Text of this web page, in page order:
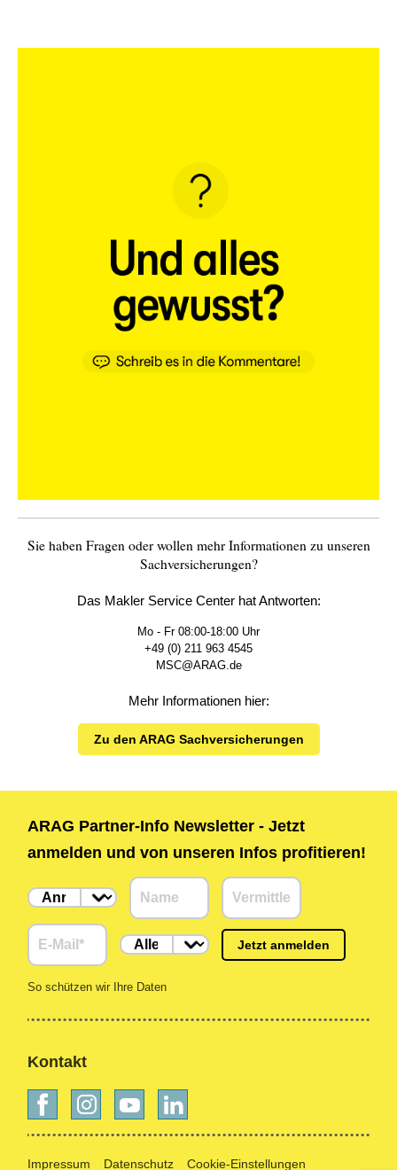
Sie haben Fragen oder wollen mehr Informationen zu unseren
Sachversicherungen?
Das Makler Service Center hat Antworten:
Mo - Fr 08:00-18:00 Uhr
+49 (0) 211 963 4545
MSC@ARAG.de
Mehr Informationen hier:
Zu den ARAG Sachversicherungen
ARAG Partner-Info Newsletter - Jetzt
anmelden und von unseren Infos profitieren!
Jetzt anmelden
So schützen wir Ihre Daten
Kontakt
Impressum Datenschutz Cookie-Einstellungen